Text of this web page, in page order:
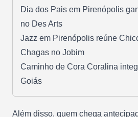
Dia dos Pais em Pirenópolis
no Des Arts
Jazz em Pirenópolis reúne
Chagas no Jobim
Caminho de Cora Coralina
Goiás
Além disso, quem chega